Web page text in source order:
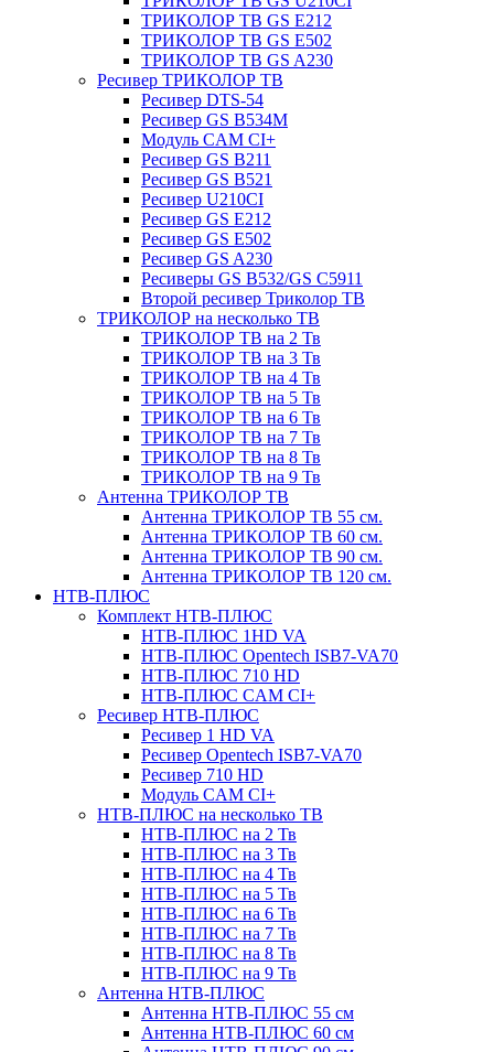
ТРИКОЛОР ТВ GS E212
ТРИКОЛОР ТВ GS E502
ТРИКОЛОР ТВ GS A230
Ресивер ТРИКОЛОР ТВ
Ресивер DTS-54
Ресивер GS B534M
Модуль CAM CI+
Ресивер GS B211
Ресивер GS B521
Ресивер U210CI
Ресивер GS E212
Ресивер GS E502
Ресивер GS A230
Ресиверы GS B532/GS C5911
Второй ресивер Триколор ТВ
ТРИКОЛОР на несколько ТВ
ТРИКОЛОР ТВ на 2 Тв
ТРИКОЛОР ТВ на 3 Тв
ТРИКОЛОР ТВ на 4 Тв
ТРИКОЛОР ТВ на 5 Тв
ТРИКОЛОР ТВ на 6 Тв
ТРИКОЛОР ТВ на 7 Тв
ТРИКОЛОР ТВ на 8 Тв
ТРИКОЛОР ТВ на 9 Тв
Антенна ТРИКОЛОР ТВ
Антенна ТРИКОЛОР ТВ 55 см.
Антенна ТРИКОЛОР ТВ 60 см.
Антенна ТРИКОЛОР ТВ 90 см.
Антенна ТРИКОЛОР ТВ 120 см.
НТВ-ПЛЮС
Комплект НТВ-ПЛЮС
НТВ-ПЛЮС 1HD VA
НТВ-ПЛЮС Opentech ISB7-VA70
НТВ-ПЛЮС 710 HD
НТВ-ПЛЮС CAM CI+
Ресивер НТВ-ПЛЮС
Ресивер 1 HD VA
Ресивер Opentech ISB7-VA70
Ресивер 710 HD
Модуль CAM CI+
НТВ-ПЛЮС на несколько ТВ
НТВ-ПЛЮС на 2 Тв
НТВ-ПЛЮС на 3 Тв
НТВ-ПЛЮС на 4 Тв
НТВ-ПЛЮС на 5 Тв
НТВ-ПЛЮС на 6 Тв
НТВ-ПЛЮС на 7 Тв
НТВ-ПЛЮС на 8 Тв
НТВ-ПЛЮС на 9 Тв
Антенна НТВ-ПЛЮС
Антенна НТВ-ПЛЮС 55 см
Антенна НТВ-ПЛЮС 60 см